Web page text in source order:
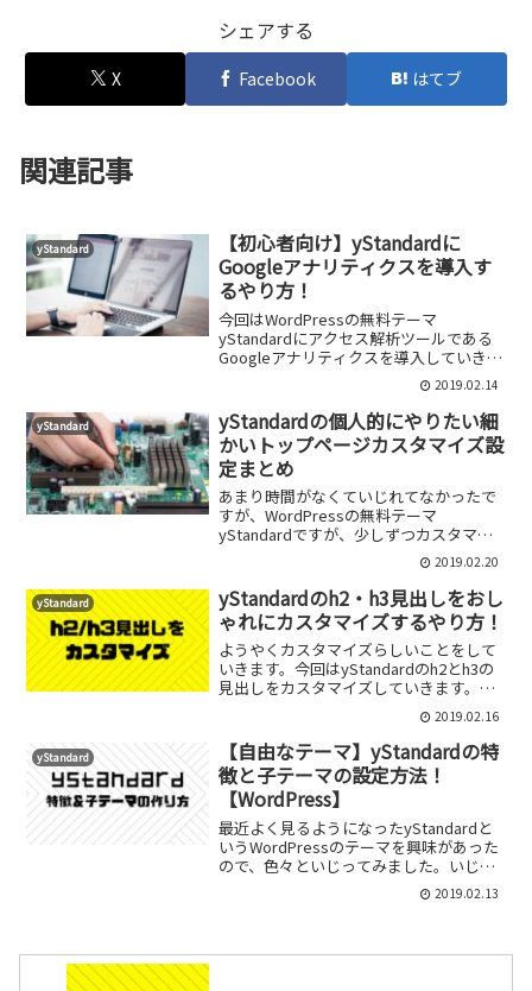
シェアする
X Facebook はてブ
関連記事
yStandard
【初心者向け】yStandardに
Googleアナリティクスを導入す
るやり方！
今回はWordPressの無料テーマ
yStandardにアクセス解析ツールである
Googleアナリティクスを導入していきま
す。ちょっとサイトを運営したことがあ
る人にとっては全然難しくないですが、
当記事は初心者向けとして書きたいと思
います。そ...
2019.02.14
yStandard
yStandardの個人的にやりたい細
かいトップページカスタマイズ設
定まとめ
あまり時間がなくていじれてなかったで
すが、WordPressの無料テーマ
yStandardですが、少しずつカスタマイ
ズをしています。今回は１つの記事にす
るには物足りない程度のカスタマイズを
いくつかまとめたいと思います。この記
事を書いている時...
2019.02.20
yStandard
yStandardのh2・h3見出しをおし
ゃれにカスタマイズするやり方！
ようやくカスタマイズらしいことをして
いきます。今回はyStandardのh2とh3の
見出しをカスタマイズしていきます。管
理画面からは変更することができないた
め、見出しに関しては自分でcssを使って
カスタマイズしなければ、変更を加える
ことがで...
2019.02.16
yStandard
【自由なテーマ】yStandardの特
徴と子テーマの設定方法！
【WordPress】
最近よく見るようになったyStandardと
いうWordPressのテーマを興味があった
ので、色々といじってみました。いじっ
てみたついでにこれからyStandardをテ
ーマとして使っていこうという人のため
2019.02.13